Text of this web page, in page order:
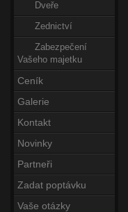
Dveře
Zednictví
Zabezpečení
Vašeho majetku
Ceník
Galerie
Kontakt
Novinky
Partneři
Zadat poptávku
Vaše otázky